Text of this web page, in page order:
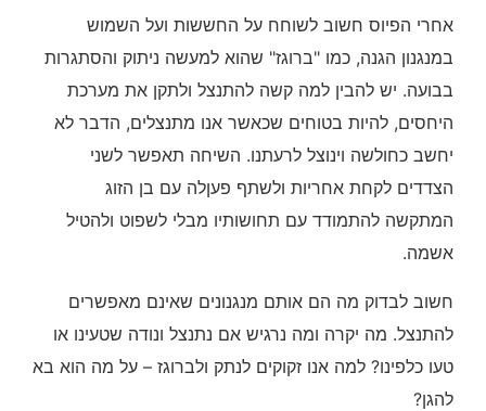
אחרי הפיוס חשוב לשוחח על החששות ועל השמוש
במנגנון הגנה, כמו "ברוגז" שהוא למעשה ניתוק והסתגרות
בבועה. יש להבין למה קשה להתנצל ולתקן את מערכת
היחסים, להיות בטוחים שכאשר אנו מתנצלים, הדבר לא
יחשב כחולשה וינוצל לרעתנו. השיחה תאפשר לשני
הצדדים לקחת אחריות ולשתף פעןלה עם בן הזוג
המתקשה להתמודד עם תחושותיו מבלי לשפוט ולהטיל
אשמה.
חשוב לבדוק מה הם אותם מנגנונים שאינם מאפשרים
להתנצל. מה יקרה ומה נרגיש אם נתנצל ונודה שטעינו או
טעו כלפינו? למה אנו זקוקים לנתק ולברוגז – על מה הוא בא
להגן?